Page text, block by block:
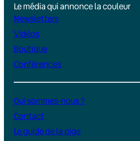
Le média qui annonce la couleur
Newsletters
Vidéos
Boutique
Conférences
Qui sommes-nous ?
Contact
Le guide de la pige